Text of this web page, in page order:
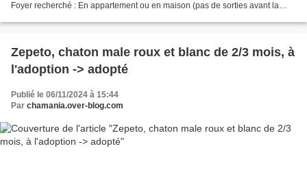
Foyer recherché : En appartement ou en maison (pas de sorties avant la
Zepeto, chaton male roux et blanc de 2/3 mois, à
l'adoption -> adopté
Publié le 06/11/2024 à 15:44
Par chamania.over-blog.com